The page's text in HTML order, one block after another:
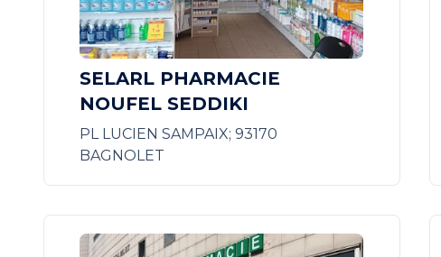
SELARL PHARMACIE
NOUFEL SEDDIKI
PL LUCIEN SAMPAIX; 93170
BAGNOLET